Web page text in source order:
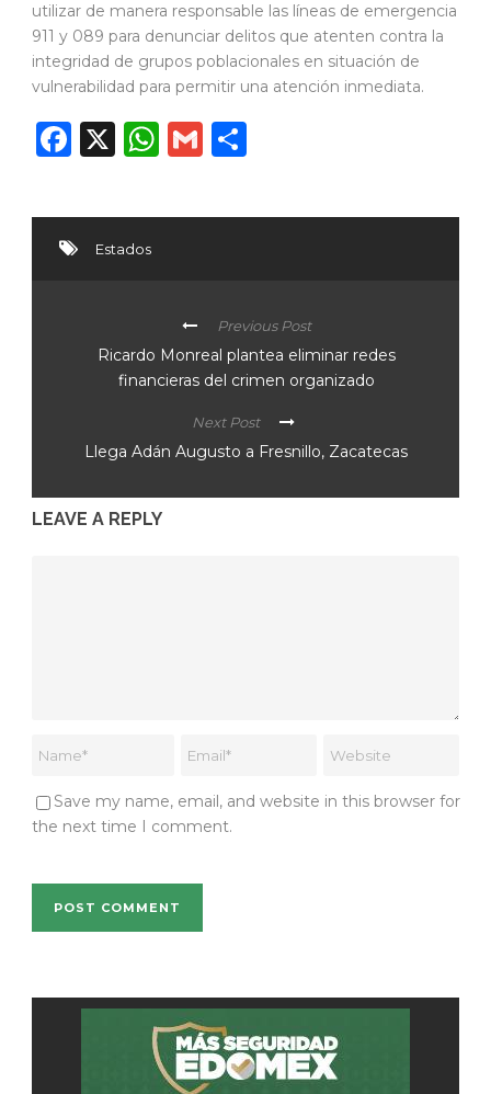
utilizar de manera responsable las líneas de emergencia
911 y 089 para denunciar delitos que atenten contra la
integridad de grupos poblacionales en situación de
vulnerabilidad para permitir una atención inmediata.
Facebook
X WhatsApp
Gmail
Estados
Previous Post
Ricardo Monreal plantea eliminar redes
financieras del crimen organizado
Next Post
Llega Adán Augusto a Fresnillo, Zacatecas
LEAVE A REPLY
Save my name, email, and website in this browser for
the next time I comment.